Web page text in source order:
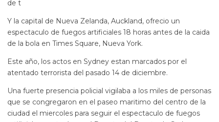
de t
Y la capital de Nueva Zelanda, Auckland, ofrecio un
espectaculo de fuegos artificiales 18 horas antes de la caida
de la bola en Times Square, Nueva York.
Este año, los actos en Sydney estan marcados por el
atentado terrorista del pasado 14 de diciembre.
Una fuerte presencia policial vigilaba a los miles de personas
que se congregaron en el paseo maritimo del centro de la
ciudad el miercoles para seguir el espectaculo de fuegos